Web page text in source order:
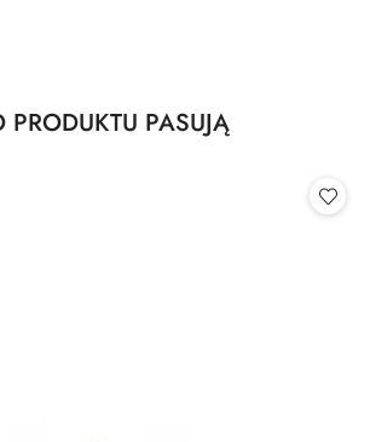
produktów
PRODUKTU PASUJĄ